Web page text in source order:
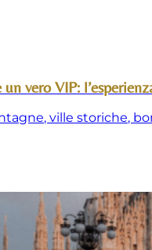
vero VIP:
ville storiche,